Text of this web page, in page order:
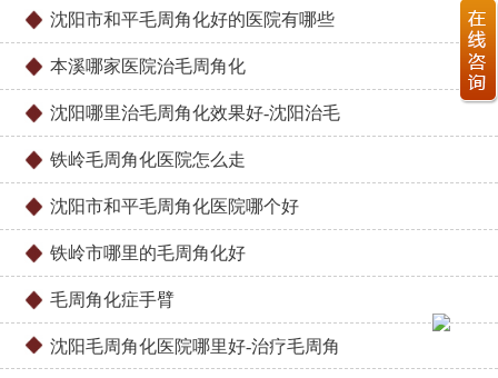
沈阳市和平毛周角化好的医院有哪些
本溪哪家医院治毛周角化
沈阳哪里治毛周角化效果好-沈阳治毛
铁岭毛周角化医院怎么走
沈阳市和平毛周角化医院哪个好
铁岭市哪里的毛周角化好
毛周角化症手臂
沈阳毛周角化医院哪里好-治疗毛周角